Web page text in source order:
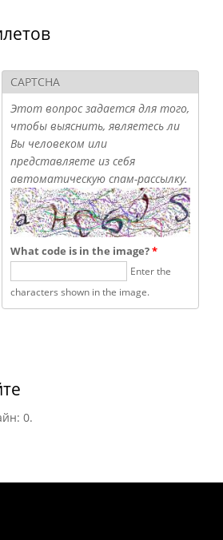
Поиск
CAPTCHA
Этот вопрос задается для того,
чтобы выяснить, являетесь ли
Вы человеком или
представляете из себя
автоматическую спам-рассылку.
What code is in the image?*
Enter the
characters shown in the image.
0.